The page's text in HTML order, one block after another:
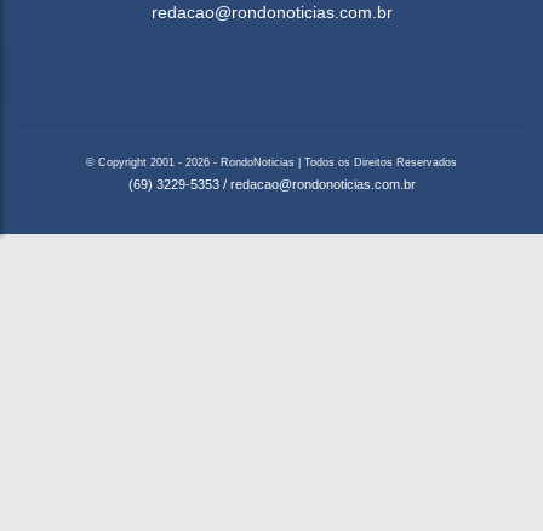
redacao@rondonoticias.com.br
© Copyright 2001 - 2026 - RondoNoticias | Todos os Direitos Reservados
(69) 3229-5353 / redacao@rondonoticias.com.br